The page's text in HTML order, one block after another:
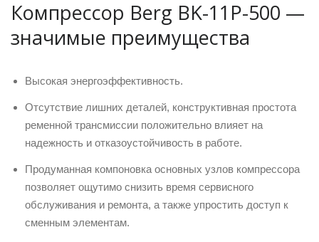
Компрессор Berg BK-11P-500 —
значимые преимущества
Высокая энергоэффективность.
Отсутствие лишних деталей, конструктивная простота
ременной трансмиссии положительно влияет на
надежность и отказоустойчивость в работе.
Продуманная компоновка основных узлов компрессора
позволяет ощутимо снизить время сервисного
обслуживания и ремонта, а также упростить доступ к
сменным элементам.